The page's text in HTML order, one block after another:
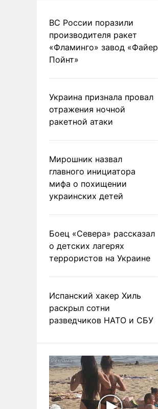
ВС России поразили
производителя ракет
«Фламинго» завод «Файер
Пойнт»
Украина признала провал
отражения ночной
ракетной атаки
Мирошник назвал
главного инициатора
мифа о похищении
украинских детей
Боец «Севера» рассказал
о детских лагерях
террористов на Украине
Испанский хакер Хиль
раскрыл сотни
разведчиков НАТО и СБУ